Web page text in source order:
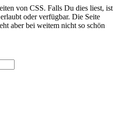
von CSS. Falls Du dies liest, ist
oder verfügbar. Die Seite
aber bei weitem nicht so schön